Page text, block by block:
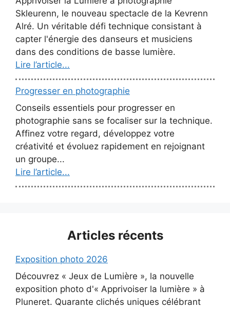
Skleurenn, le nouveau spectacle de la Kevrenn
Alré. Un véritable défi technique consistant à
capter l'énergie des danseurs et musiciens
dans des conditions de basse lumière.
Lire l’article...
Progresser en photographie
Conseils essentiels pour progresser en
photographie sans se focaliser sur la technique.
Affinez votre regard, développez votre
créativité et évoluez rapidement en rejoignant
un groupe...
Lire l’article...
Articles récents
Exposition photo 2026
Découvrez « Jeux de Lumière », la nouvelle
exposition photo d'« Apprivoiser la lumière » à
Pluneret. Quarante clichés uniques célébrant